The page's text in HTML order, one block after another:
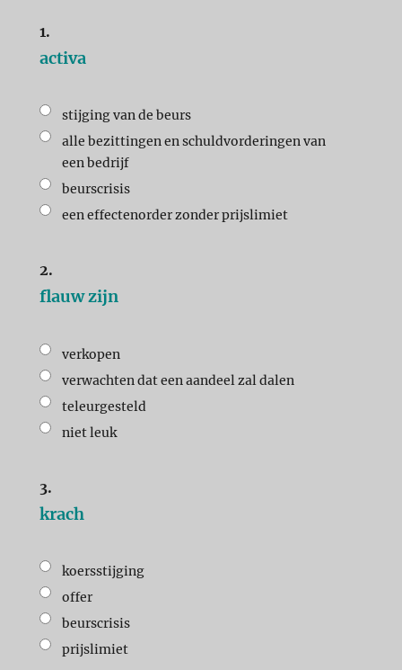
1.
activa
stijging van de beurs
alle bezittingen en schuldvorderingen van
een bedrijf
beurscrisis
een effectenorder zonder prijslimiet
2.
flauw zijn
verkopen
verwachten dat een aandeel zal dalen
teleurgesteld
niet leuk
3.
krach
koersstijging
offer
beurscrisis
prijslimiet